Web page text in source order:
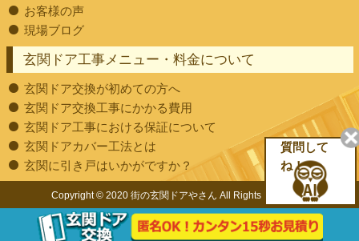
お客様の声
現場ブログ
玄関ドア工事メニュー・料金について
玄関ドア交換が初めての方へ
玄関ドア交換工事にかかる費用
玄関ドア工事における保証について
玄関ドアカバー工法とは
玄関に引き戸はいかがですか？
Copyright © 2020 街の玄関ドアやさん All Rights Reserved.
質問して
ね！